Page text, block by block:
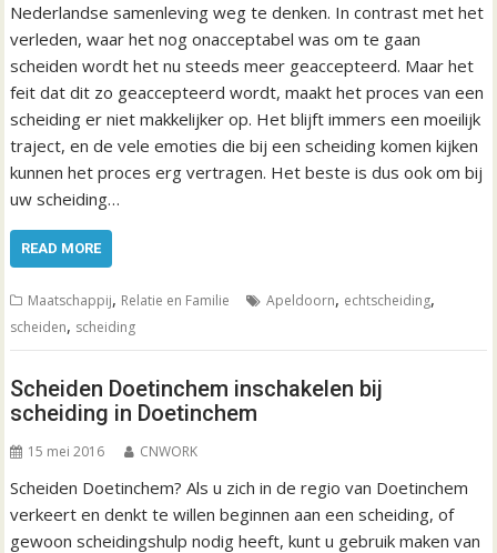
Nederlandse samenleving weg te denken. In contrast met het
verleden, waar het nog onacceptabel was om te gaan
scheiden wordt het nu steeds meer geaccepteerd. Maar het
feit dat dit zo geaccepteerd wordt, maakt het proces van een
scheiding er niet makkelijker op. Het blijft immers een moeilijk
traject, en de vele emoties die bij een scheiding komen kijken
kunnen het proces erg vertragen. Het beste is dus ook om bij
uw scheiding…
READ MORE
Maatschappij, Relatie en Familie Apeldoorn, echtscheiding,
scheiden, scheiding
Scheiden Doetinchem inschakelen bij
scheiding in Doetinchem
15 mei 2016 CNWORK
Scheiden Doetinchem? Als u zich in de regio van Doetinchem
verkeert en denkt te willen beginnen aan een scheiding, of
gewoon scheidingshulp nodig heeft, kunt u gebruik maken van